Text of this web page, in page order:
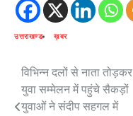
उत्तराखण्ड ख़बर
Post
navigation
विभिन्न दलों से नाता तोड़कर
युवा सम्मेलन में पहुंचे सैकड़ों
युवाओं ने संदीप सहगल में